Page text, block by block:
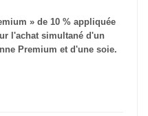
» de 10 % appliquée
l'achat simultané d'un
Premium et d'une soie.